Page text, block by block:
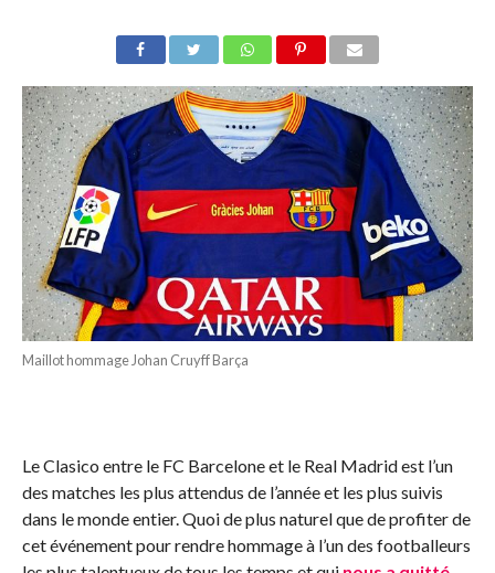
Maillot hommage Johan Cruyff Barça
Le Clasico entre le FC Barcelone et le Real Madrid est l’un
des matches les plus attendus de l’année et les plus suivis
dans le monde entier. Quoi de plus naturel que de profiter de
cet événement pour rendre hommage à l’un des footballeurs